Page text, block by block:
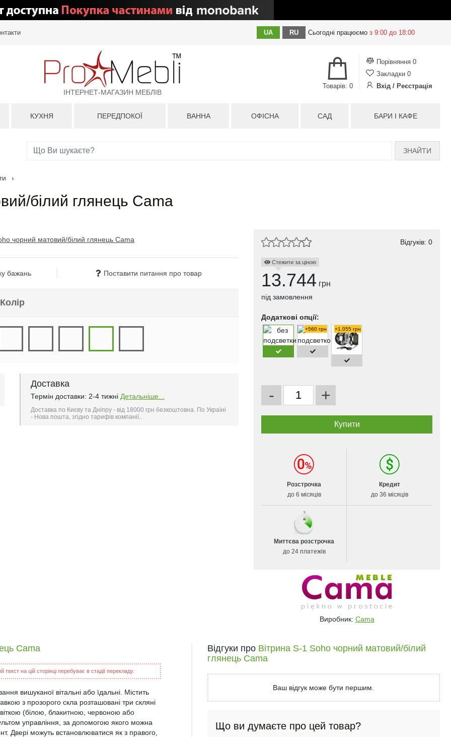
UA RU Сьогодні працюємо з 9:00 до 18:00
ІНТЕРНЕТ-МАГАЗИН МЕБЛІВ
Порівняння 0
Закладки 0
Вхід / Реєстрація
Товарів: 0
КУХНЯ ПЕРЕДПОКОЇ ВАННА ОФІСНА САД БАРИ І КАФЕ
ЗНАЙТИ
›
білий глянець Cama
бажань Поставити питання про товар
Колір
Доставка
Термін доставки: 2-4 тижні Детальніше...
Доставка по Києву та Дніпру - від 18000 грн безкоштовна. По Україні
- Нова пошта, згідно тарифів компанії..
Відгуків: 0
Стежити за ціною
13.744 грн
під замовлення
Додаткові опції:
+560 грн +1.055 грн
- +
Розстрочка
до 6 місяців
Кредит
до 36 місяців
Миттєва розстрочка
до 24 платежів
Виробник: Cama
Cama
на цій сторінці перебуває в стадії перекладу.
вишуканої вітальні або їдальні. Містить
з прозорого скла розташовані три скляні
(білою, блакитною, червоною або
управління, за допомогою якого можна
Двері можуть встановлюватися як з правого,
Відгуки про Вітрина S-1 Soho чорний матовий/білий
глянець Cama
Ваш відгук може бути першим.
Що ви думаєте про цей товар?